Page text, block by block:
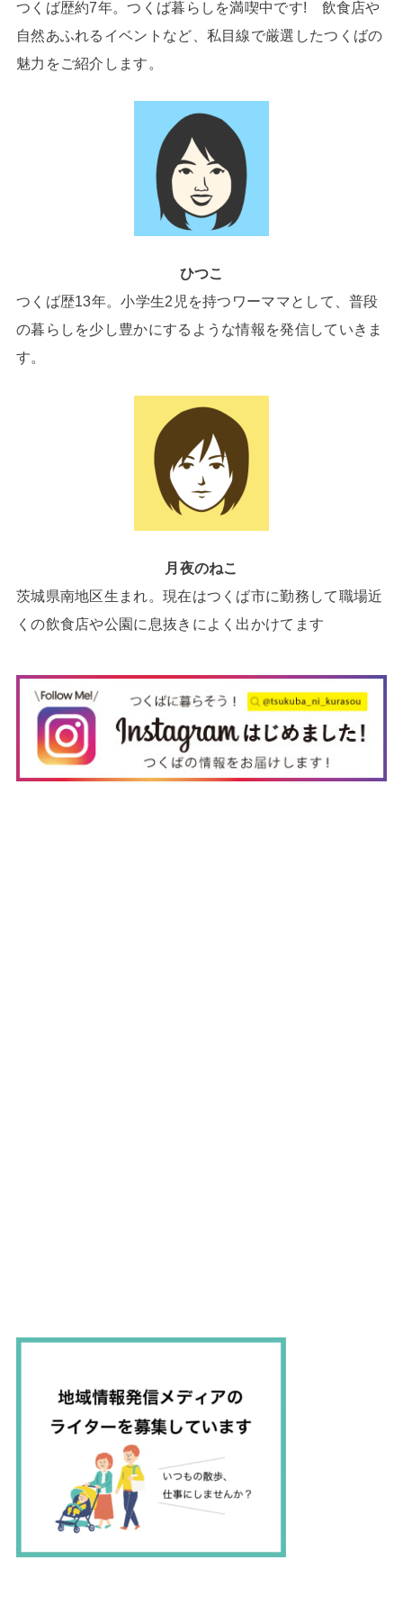
つくば歴約7年。つくば暮らしを満喫中です! 飲食店や
自然あふれるイベントなど、私目線で厳選したつくばの
魅力をご紹介します。
ひつこ
つくば歴13年。小学生2児を持つワーママとして、普段
の暮らしを少し豊かにするような情報を発信していきま
す。
月夜のねこ
茨城県南地区生まれ。現在はつくば市に勤務して職場近
くの飲食店や公園に息抜きによく出かけてます